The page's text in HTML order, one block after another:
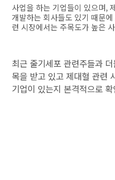
사업을 하는 기업들이 있으며,
개발하는 회사들도 있기 때문
련 시장에서는 주목도가 높은
최근 줄기세포 관련주들과
목을 받고 있고 제대혈 관련
기업이 있는지 본격적으로